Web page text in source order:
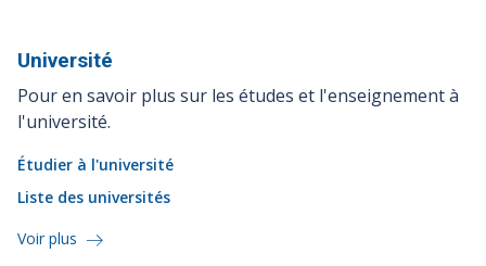
Université
Pour en savoir plus sur les études et l'enseignement à
l'université.
Étudier à l'université
Liste des universités
Voir plus